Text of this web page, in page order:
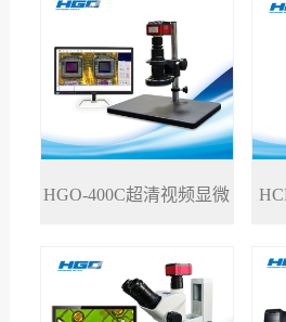
HGO-400C超清视频显微